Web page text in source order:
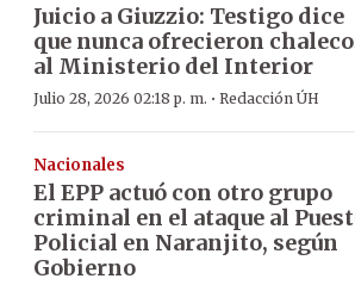
Juicio a Giuzzio: Testigo dice
que nunca ofrecieron
al Ministerio del Interior
Julio 28, 2026 02:18 p. m. · Redacción ÚH
Nacionales
El EPP actuó con otro grupo
criminal en el ataque al
Policial en Naranjito, según
Gobierno